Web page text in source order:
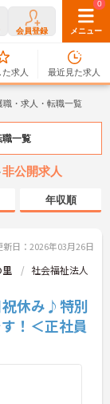
会員登録 メニュー
0
求人
0
最近見た求人
職・求人・転職一覧
職一覧
非公開求人
年収順
新日：2026年03月26日
社会福祉法人
祝休み♪特別
！＜正社員